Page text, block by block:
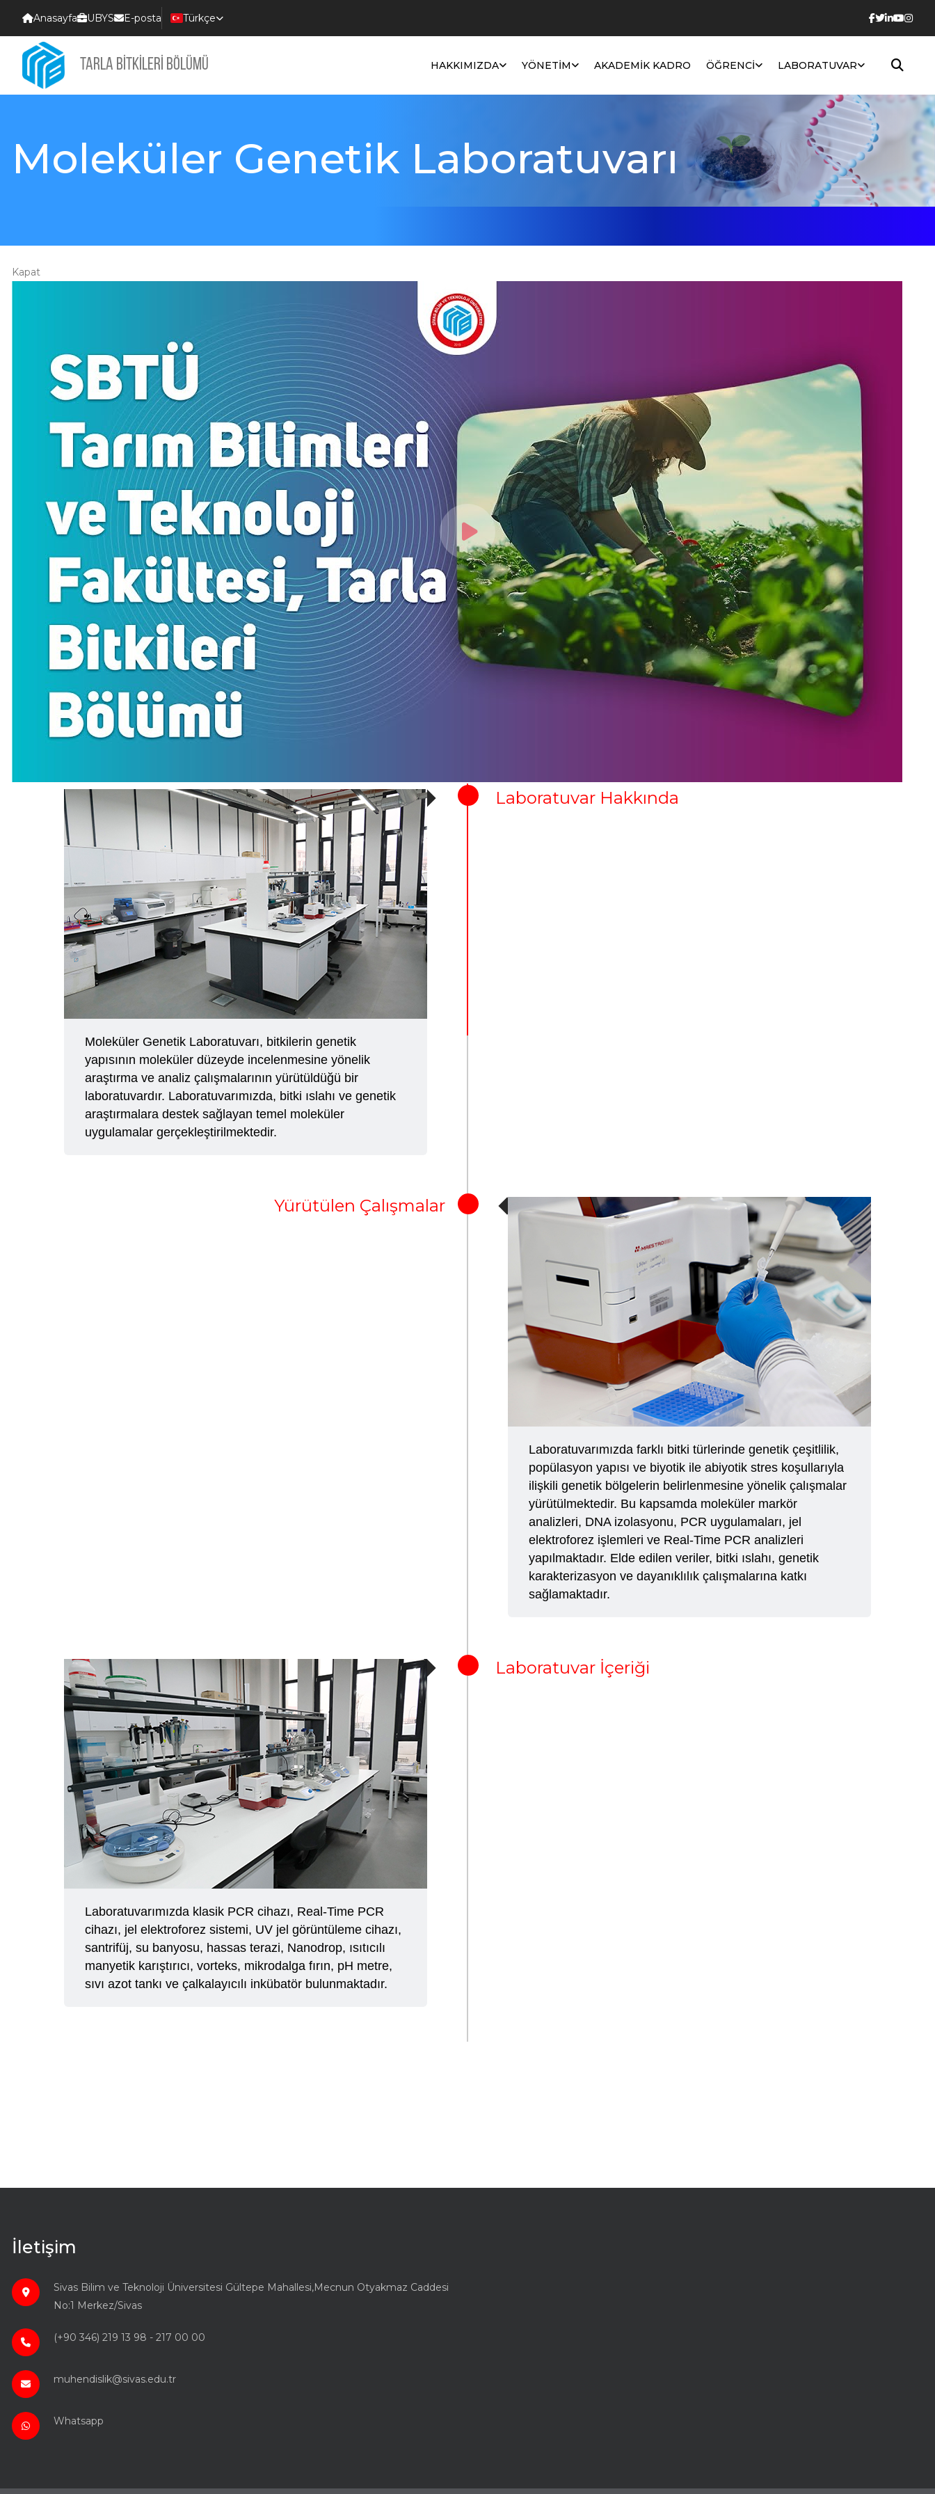
Anasayfa UBYS E-posta Türkçe
TARLA BİTKİLERİ BÖLÜMÜ HAKKIMIZDA YÖNETIM AKADEMIK KADRO ÖĞRENCI LABORATUVAR
Moleküler Genetik Laboratuvarı
Kapat
Laboratuvar Hakkında
Moleküler Genetik Laboratuvarı, bitkilerin genetik
yapısının moleküler düzeyde incelenmesine yönelik
araştırma ve analiz çalışmalarının yürütüldüğü bir
laboratuvardır. Laboratuvarımızda, bitki ıslahı ve genetik
araştırmalara destek sağlayan temel moleküler
uygulamalar gerçekleştirilmektedir.
Yürütülen Çalışmalar
Laboratuvarımızda farklı bitki türlerinde genetik çeşitlilik,
popülasyon yapısı ve biyotik ile abiyotik stres koşullarıyla
ilişkili genetik bölgelerin belirlenmesine yönelik çalışmalar
yürütülmektedir. Bu kapsamda moleküler markör
analizleri, DNA izolasyonu, PCR uygulamaları, jel
elektroforez işlemleri ve Real-Time PCR analizleri
yapılmaktadır. Elde edilen veriler, bitki ıslahı, genetik
karakterizasyon ve dayanıklılık çalışmalarına katkı
sağlamaktadır.
Laboratuvar İçeriği
Laboratuvarımızda klasik PCR cihazı, Real-Time PCR
cihazı, jel elektroforez sistemi, UV jel görüntüleme cihazı,
santrifüj, su banyosu, hassas terazi, Nanodrop, ısıtıcılı
manyetik karıştırıcı, vorteks, mikrodalga fırın, pH metre,
sıvı azot tankı ve çalkalayıcılı inkübatör bulunmaktadır.
İletişim
Sivas Bilim ve Teknoloji Üniversitesi Gültepe Mahallesi,Mecnun Otyakmaz Caddesi
No:1 Merkez/Sivas
(+90 346) 219 13 98 - 217 00 00
muhendislik@sivas.edu.tr
Whatsapp